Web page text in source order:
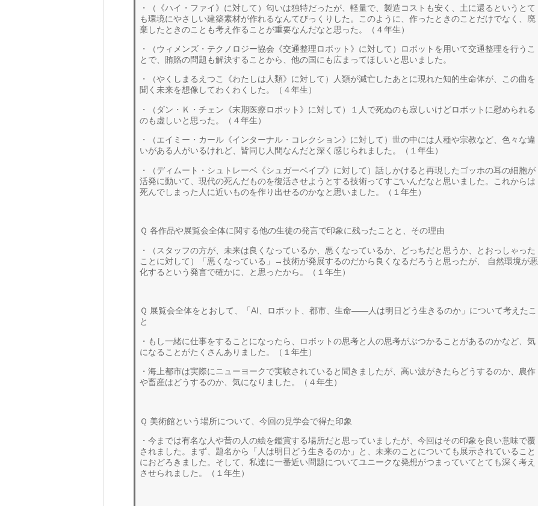
・（《ハイ・ファイ》に対して）匂いは独特だったが、軽量で、製造コストも安く、土に還るというとて
も環境にやさしい建築素材が作れるなんてびっくりした。このように、作ったときのことだけでなく、廃
棄したときのことも考え作ることが重要なんだなと思った。（４年生）
・（ウィメンズ・テクノロジー協会《交通整理ロボット》に対して）ロボットを用いて交通整理を行うこ
とで、賄賂の問題も解決することから、他の国にも広まってほしいと思いました。
・（やくしまるえつこ《わたしは人類》に対して）人類が滅亡したあとに現れた知的生命体が、この曲を
聞く未来を想像してわくわくした。（４年生）
・（ダン・Ｋ・チェン《末期医療ロボット》に対して）１人で死ぬのも寂しいけどロボットに慰められる
のも虚しいと思った。（４年生）
・（エイミー・カール《インターナル・コレクション》に対して）世の中には人種や宗教など、色々な違
いがある人がいるけれど、皆同じ人間なんだと深く感じられました。（１年生）
・（ディムート・シュトレーベ《シュガーベイブ》に対して）話しかけると再現したゴッホの耳の細胞が
活発に動いて、現代の死んだものを復活させようとする技術ってすごいんだなと思いました。これからは
死んでしまった人に近いものを作り出せるのかなと思いました。（１年生）
Ｑ 各作品や展覧会全体に関する他の生徒の発言で印象に残ったことと、その理由
・（スタッフの方が、未来は良くなっているか、悪くなっているか、どっちだと思うか、とおっしゃった
ことに対して）「悪くなっている」→技術が発展するのだから良くなるだろうと思ったが、 自然環境が悪
化するという発言で確かに、と思ったから。（１年生）
Ｑ 展覧会全体をとおして、「AI、ロボット、都市、生命――人は明日どう生きるのか」について考えたこ
と
・もし一緒に仕事をすることになったら、ロボットの思考と人の思考がぶつかることがあるのかなど、気
になることがたくさんありました。（１年生）
・海上都市は実際にニューヨークで実験されていると聞きましたが、高い波がきたらどうするのか、農作
や畜産はどうするのか、気になりました。（４年生）
Ｑ 美術館という場所について、今回の見学会で得た印象
・今までは有名な人や昔の人の絵を鑑賞する場所だと思っていましたが、今回はその印象を良い意味で覆
されました。まず、題名から「人は明日どう生きるのか」と、未来のことについても展示されていること
におどろきました。そして、私達に一番近い問題についてユニークな発想がつまっていてとても深く考え
させられました。（１年生）